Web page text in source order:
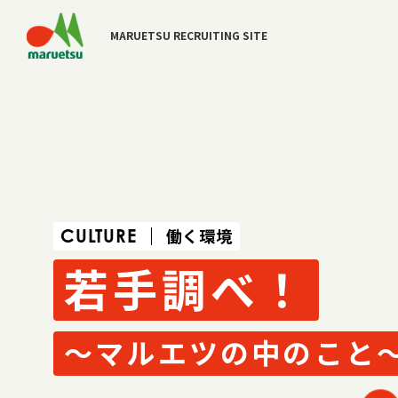
MARUETSU RECRUITING SITE
CULTURE 働く環境
若手調べ！
〜マルエツの中のこと